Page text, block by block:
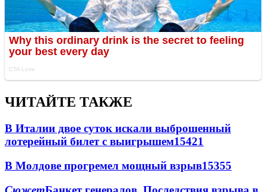
ЧИТАЙТЕ ТАКЖЕ
В Италии двое суток искали выброшенный
лотерейный билет с выигрышем15421
В Молдове прогремел мощный взрыв15355